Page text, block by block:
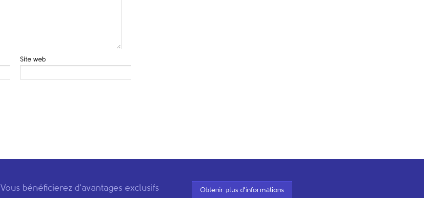
Site web
Vous bénéficierez d'avantages exclusifs Obtenir plus d'informations